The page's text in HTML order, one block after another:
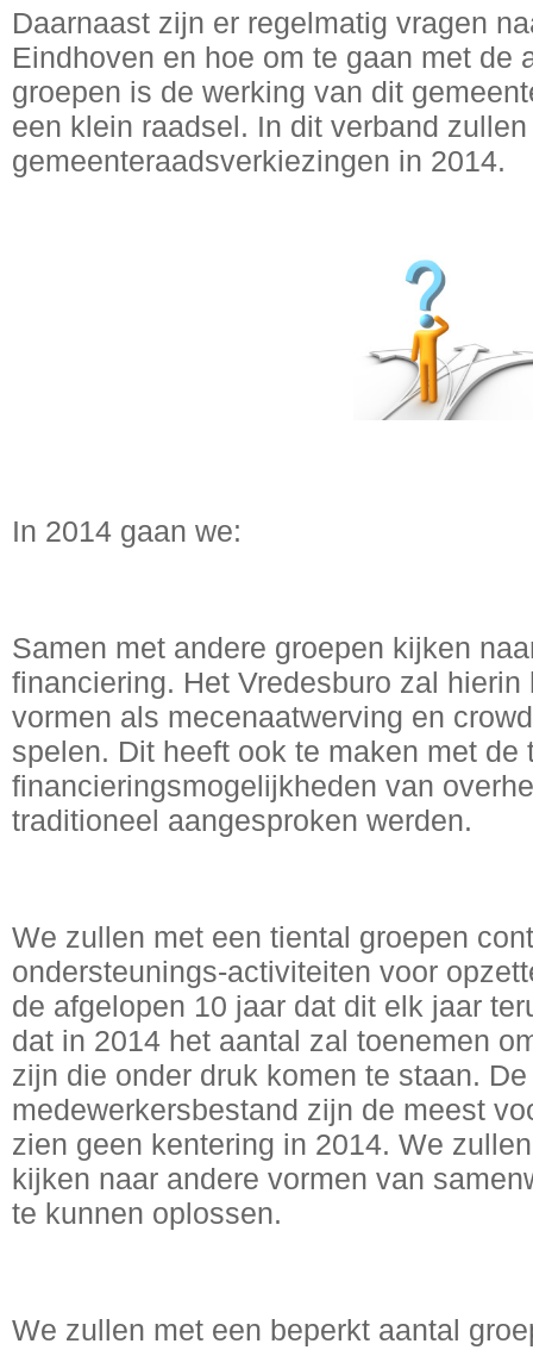
Daarnaast zijn er regelmatig vragen
Eindhoven en hoe om te gaan met de
groepen is de werking van dit
een klein raadsel. In dit verband
gemeenteraadsverkiezingen in 2014.
In 2014 gaan we:
Samen met andere groepen kijken
financiering. Het Vredesburo zal
vormen als mecenaatwerving en
spelen. Dit heeft ook te maken met de
financieringsmogelijkheden van
traditioneel aangesproken werden.
We zullen met een tiental groepen
ondersteunings-activiteiten voor
de afgelopen 10 jaar dat dit elk jaar
dat in 2014 het aantal zal toenemen
zijn die onder druk komen te staan.
medewerkersbestand zijn de meest
zien geen kentering in 2014. We
kijken naar andere vormen van
te kunnen oplossen.
We zullen met een beperkt aantal